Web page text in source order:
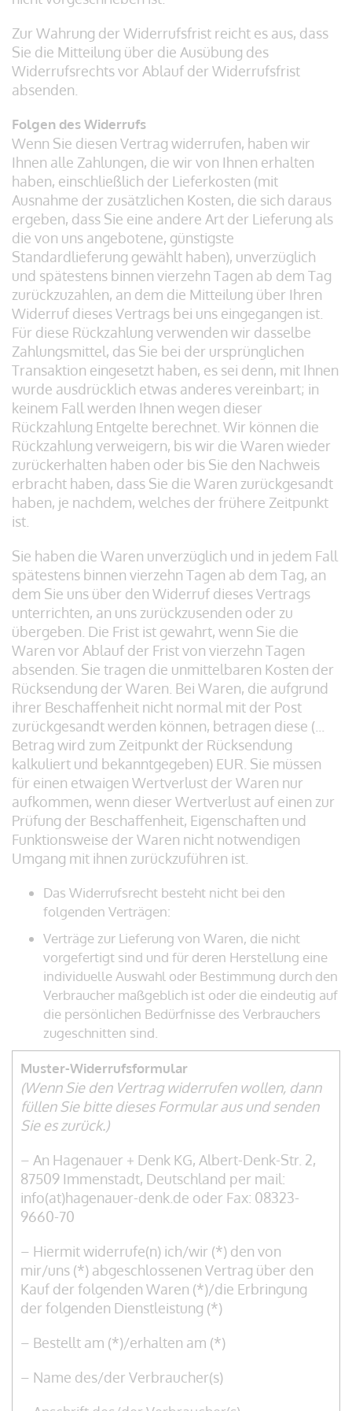
Zur Wahrung der Widerrufsfrist reicht es aus, dass
Sie die Mitteilung über die Ausübung des
Widerrufsrechts vor Ablauf der Widerrufsfrist
absenden.
Folgen des Widerrufs
Wenn Sie diesen Vertrag widerrufen, haben wir
Ihnen alle Zahlungen, die wir von Ihnen erhalten
haben, einschließlich der Lieferkosten (mit
Ausnahme der zusätzlichen Kosten, die sich daraus
ergeben, dass Sie eine andere Art der Lieferung als
die von uns angebotene, günstigste
Standardlieferung gewählt haben), unverzüglich
und spätestens binnen vierzehn Tagen ab dem Tag
zurückzuzahlen, an dem die Mitteilung über Ihren
Widerruf dieses Vertrags bei uns eingegangen ist.
Für diese Rückzahlung verwenden wir dasselbe
Zahlungsmittel, das Sie bei der ursprünglichen
Transaktion eingesetzt haben, es sei denn, mit Ihnen
wurde ausdrücklich etwas anderes vereinbart; in
keinem Fall werden Ihnen wegen dieser
Rückzahlung Entgelte berechnet. Wir können die
Rückzahlung verweigern, bis wir die Waren wieder
zurückerhalten haben oder bis Sie den Nachweis
erbracht haben, dass Sie die Waren zurückgesandt
haben, je nachdem, welches der frühere Zeitpunkt
ist.
Sie haben die Waren unverzüglich und in jedem Fall
spätestens binnen vierzehn Tagen ab dem Tag, an
dem Sie uns über den Widerruf dieses Vertrags
unterrichten, an uns zurückzusenden oder zu
übergeben. Die Frist ist gewahrt, wenn Sie die
Waren vor Ablauf der Frist von vierzehn Tagen
absenden. Sie tragen die unmittelbaren Kosten der
Rücksendung der Waren. Bei Waren, die aufgrund
ihrer Beschaffenheit nicht normal mit der Post
zurückgesandt werden können, betragen diese (...
Betrag wird zum Zeitpunkt der Rücksendung
kalkuliert und bekanntgegeben) EUR. Sie müssen
für einen etwaigen Wertverlust der Waren nur
aufkommen, wenn dieser Wertverlust auf einen zur
Prüfung der Beschaffenheit, Eigenschaften und
Funktionsweise der Waren nicht notwendigen
Umgang mit ihnen zurückzuführen ist.
Das Widerrufsrecht besteht nicht bei den
folgenden Verträgen:
Verträge zur Lieferung von Waren, die nicht
vorgefertigt sind und für deren Herstellung eine
individuelle Auswahl oder Bestimmung durch den
Verbraucher maßgeblich ist oder die eindeutig auf
die persönlichen Bedürfnisse des Verbrauchers
zugeschnitten sind.
Muster-Widerrufsformular
(Wenn Sie den Vertrag widerrufen wollen, dann
füllen Sie bitte dieses Formular aus und senden
Sie es zurück.)
– An Hagenauer + Denk KG, Albert-Denk-Str. 2,
87509 Immenstadt, Deutschland per mail:
info(at)hagenauer-denk.de oder Fax: 08323-
9660-70
– Hiermit widerrufe(n) ich/wir (*) den von
mir/uns (*) abgeschlossenen Vertrag über den
Kauf der folgenden Waren (*)/die Erbringung
der folgenden Dienstleistung (*)
– Bestellt am (*)/erhalten am (*)
– Name des/der Verbraucher(s)